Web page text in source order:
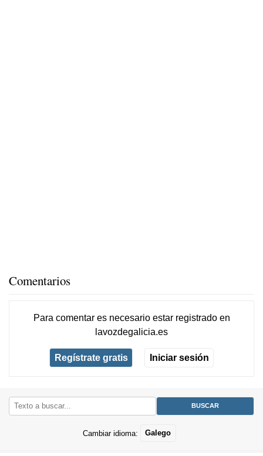
Comentarios
Para comentar es necesario estar registradoen
lavozdegalicia.es
Regístrate gratis Iniciar sesión
Cambiar idioma: Galego